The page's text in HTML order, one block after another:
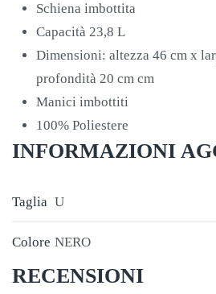
Schiena imbottita
Capacità 23,8 L
Dimensioni: altezza 46 cm x
profondità 20 cm cm
Manici imbottiti
100% Poliestere
INFORMAZIONI
Taglia U
Colore NERO
RECENSIONI